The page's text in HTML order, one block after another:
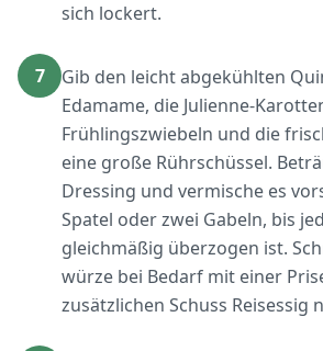
sich lockert.
7
Gib den leicht abgekühlten
Edamame, die Julienne-
Frühlingszwiebeln und die
eine große Rührschüssel.
Dressing und vermische es
Spatel oder zwei Gabeln, bis
gleichmäßig überzogen ist.
würze bei Bedarf mit einer
zusätzlichen Schuss Reisessig